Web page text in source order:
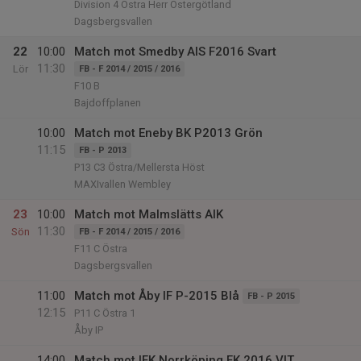
Division 4 Östra Herr Östergötland
Dagsbergsvallen
22
Lör
10:00
11:30
Match mot Smedby AIS F2016 Svart
FB - F 2014 / 2015 / 2016
F10 B
Bajdoffplanen
10:00
11:15
Match mot Eneby BK P2013 Grön
FB - P 2013
P13 C3 Östra/Mellersta Höst
MAXIvallen Wembley
23
Sön
10:00
11:30
Match mot Malmslätts AIK
FB - F 2014 / 2015 / 2016
F11 C Östra
Dagsbergsvallen
11:00
12:15
Match mot Åby IF P-2015 Blå FB - P 2015
P11 C Östra 1
Åby IP